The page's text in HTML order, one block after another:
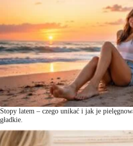
Stopy latem – czego unikać i jak je
gładkie.